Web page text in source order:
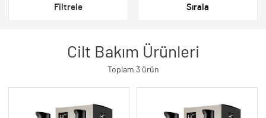
Filtrele Sırala
Cilt Bakım Ürünleri
Toplam 3 ürün